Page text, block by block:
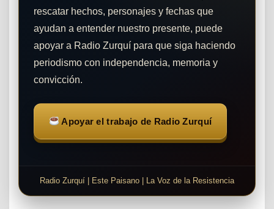
rescatar hechos, personajes y fechas que
ayudan a entender nuestro presente, puede
apoyar a Radio Zurquí para que siga haciendo
periodismo con independencia, memoria y
convicción.
Apoyar el trabajo de Radio Zurquí
Radio Zurquí | Este Paisano | La Voz de la Resistencia